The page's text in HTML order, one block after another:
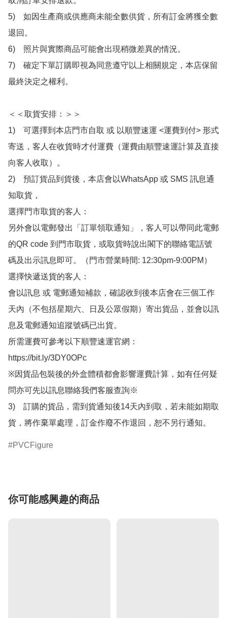
5)　如因生產商或供應商未能全數供貨，所有訂金將獲全數
退回。
6)　照片與實際商品可能會出現稍微差異的情況。
7)　確定下單訂購即視為同意遵守以上相關規定，本店保留
最終決定之權利。
＜＜取貨安排：＞＞
1)　可選擇到本店門市自取 或 以順豐速運 <運費到付> 形式
寄送，客人在收貨時才付運費（運費由順豐速運計算及直接
向客人收取）。
2)　預訂貨品到貨後，本店會以WhatsApp 或 SMS 訊息通
知取貨，
選擇門市取貨的客人：
另外會以電郵發出「訂單領取通知」，客人可以帶同此電郵
的QR code 到門市取貨，或取貨時說出閣下的聯絡電話號
碼及出示訊息即可。（門市營業時間: 12:30pm-9:00PM）
選擇快遞送貨的客人：
會以訊息 或 電郵通知補款，確認收到後本店會在三個工作
天內（不包括星期六、日及公眾假期）寄出貨品，並會以訊
息及電郵通知追蹤號碼已出貨。
所需運費可參考以下順豐速運官網：
https://bit.ly/3DY0OPc
※因貨品包裝後的外盒體積都會影響運費計算，如有任何疑
問亦可先以訊息聯絡我們客服查詢※
3)　訂購的貨品，需到貨通知後14天內到取，若未能如期取
貨，將作棄單處理，訂金作廢不作退回，恕不另行通知。
PVCFigure
你可能感興趣的商品